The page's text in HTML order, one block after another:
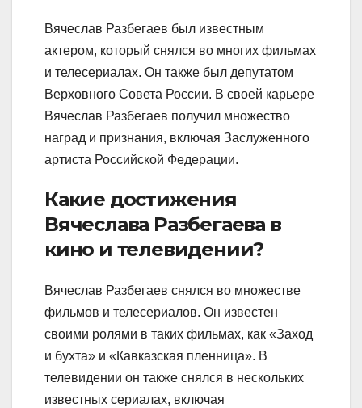
Вячеслав Разбегаев был известным
актером, который снялся во многих фильмах
и телесериалах. Он также был депутатом
Верховного Совета России. В своей карьере
Вячеслав Разбегаев получил множество
наград и признания, включая Заслуженного
артиста Российской Федерации.
Какие достижения
Вячеслава Разбегаева в
кино и телевидении?
Вячеслав Разбегаев снялся во множестве
фильмов и телесериалов. Он известен
своими ролями в таких фильмах, как «Заход
и бухта» и «Кавказская пленница». В
телевидении он также снялся в нескольких
известных сериалах, включая